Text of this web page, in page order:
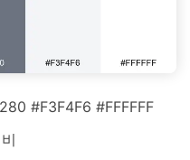
#F3F4F6 #FFFFFF